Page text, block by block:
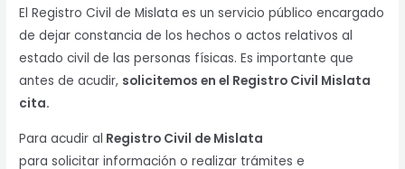
El Registro Civil de Mislata es un servicio público encargado
de dejar constancia de los hechos o actos relativos al
estado civil de las personas físicas. Es importante que
antes de acudir, solicitemos en el Registro Civil Mislata
cita.
Para acudir al Registro Civil de Mislata
para solicitar información o realizar trámites e